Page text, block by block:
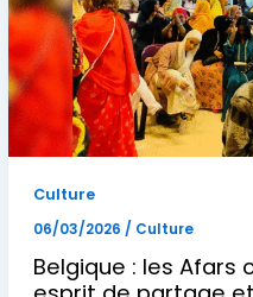
Culture
06/03/2026 / Culture
Belgique : les Afars